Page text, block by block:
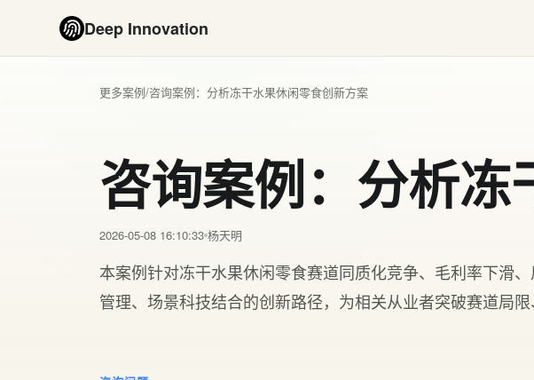
Deep Innovation
更多案例/咨询案例：分析冻干水果休闲零食创新方案
咨询案例：分析
2026-05-08 16:10:33 杨天明
本案例针对冻干水果休闲零食赛道同质化竞争、毛利率下滑
管理、场景科技结合的创新路径，为相关从业者突破赛道局